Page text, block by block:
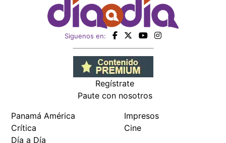
Siguenos en:
Regístrate
Paute con nosotros
Panamá América
Crítica
Día a Día
Impresos
Cine